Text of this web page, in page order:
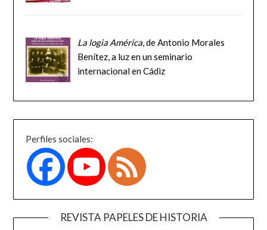
La logia América, de Antonio Morales
Benítez, a luz en un seminario
internacional en Cádiz
Perfiles sociales:
REVISTA PAPELES DE HISTORIA